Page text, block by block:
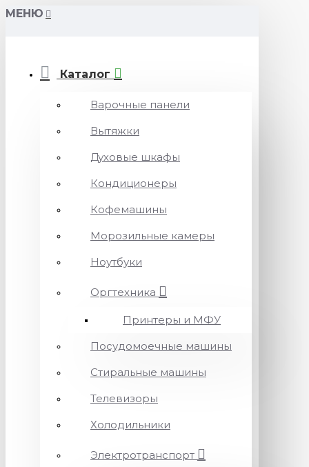
МЕНЮ
Каталог
Варочные панели
Вытяжки
Духовые шкафы
Кондиционеры
Кофемашины
Морозильные камеры
Ноутбуки
Оргтехника
Принтеры и МФУ
Посудомоечные машины
Стиральные машины
Телевизоры
Холодильники
Электротранспорт